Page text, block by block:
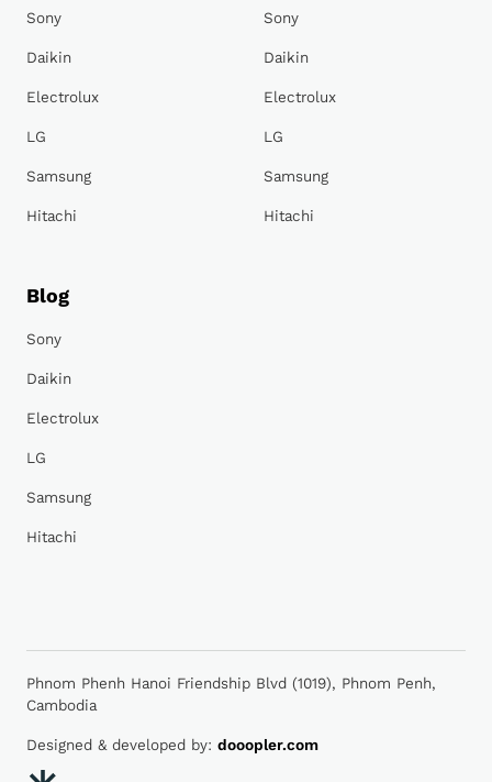
Sony
Daikin
Electrolux
LG
Samsung
Hitachi
Sony
Daikin
Electrolux
LG
Samsung
Hitachi
Blog
Sony
Daikin
Electrolux
LG
Samsung
Hitachi
Phnom Phenh Hanoi Friendship Blvd (1019), Phnom Penh,
Cambodia
Designed & developed by: dooopler.com